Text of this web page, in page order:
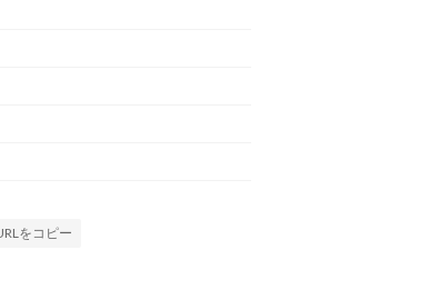
をコピー